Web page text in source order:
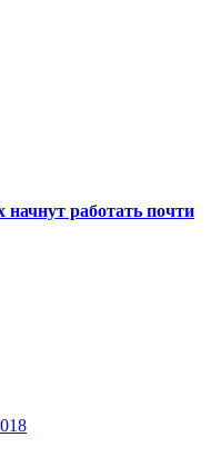
начнут работать почти